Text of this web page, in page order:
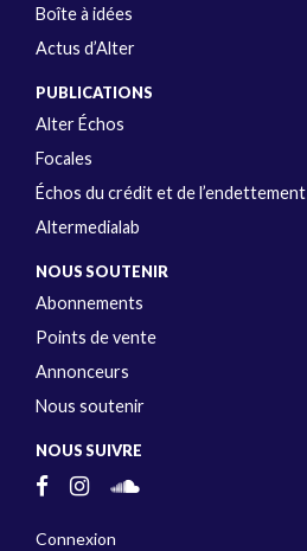
Boîte à idées
Actus d’Alter
PUBLICATIONS
Alter Échos
Focales
Échos du crédit et de l’endettement
Altermedialab
NOUS SOUTENIR
Abonnements
Points de vente
Annonceurs
Nous soutenir
NOUS SUIVRE
Connexion